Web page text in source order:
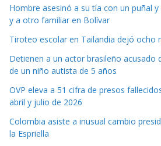
Hombre asesinó a su tía con un puñal
y a otro familiar en Bolívar
Tiroteo escolar en Tailandia dejó ocho
Detienen a un actor brasileño acusado
de un niño autista de 5 años
OVP eleva a 51 cifra de presos
abril y julio de 2026
Colombia asiste a inusual cambio
la Espriella